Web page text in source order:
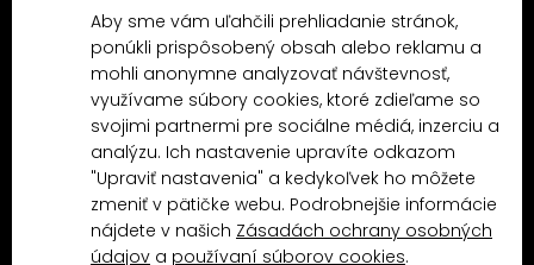
Proč nakoupit u MN-Modelář.cz
4.9/5(10481x) 4.5/5 (189x)
Aby sme vám uľahčili prehliadanie stránok,
ponúkli prispôsobený obsah alebo reklamu a
mohli anonymne analyzovať návštevnosť,
využívame súbory cookies, ktoré zdieľame so
svojimi partnermi pre sociálne médiá, inzerciu a
analýzu. Ich nastavenie upravíte odkazom
"Upraviť nastavenia" a kedykoľvek ho môžete
zmeniť v pätičke webu. Podrobnejšie informácie
nájdete v našich Zásadách ochrany osobných
údajov a používaní súborov cookies.